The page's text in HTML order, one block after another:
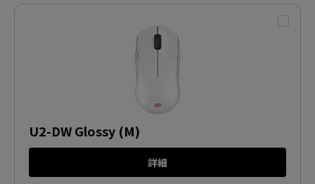
U2-DW Glossy (M)
詳細